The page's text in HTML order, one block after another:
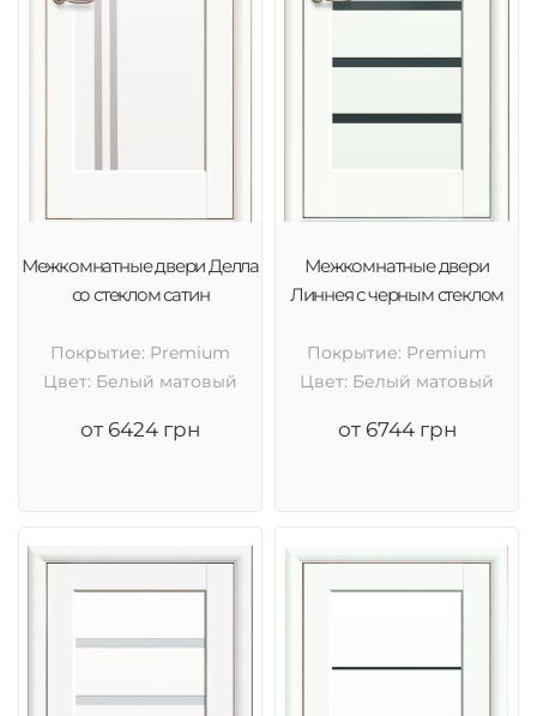
Межкомнатные двери Делла
со стеклом сатин
Покрытие: Premium
Цвет: Белый матовый
от 6424 грн
Межкомнатные двери
Линнея с черным стеклом
Покрытие: Premium
Цвет: Белый матовый
от 6744 грн